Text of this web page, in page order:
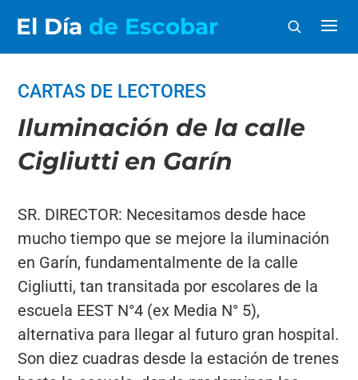
El Día de Escobar
CARTAS DE LECTORES
Iluminación de la calle
Cigliutti en Garín
SR. DIRECTOR: Necesitamos desde hace
mucho tiempo que se mejore la iluminación
en Garín, fundamentalmente de la calle
Cigliutti, tan transitada por escolares de la
escuela EEST N°4 (ex Media N° 5),
alternativa para llegar al futuro gran hospital.
Son diez cuadras desde la estación de trenes